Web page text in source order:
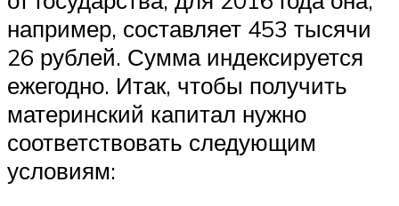
например, составляет 453 тысячи
26 рублей. Сумма индексируется
ежегодно. Итак, чтобы получить
материнский капитал нужно
соответствовать следующим
условиям: